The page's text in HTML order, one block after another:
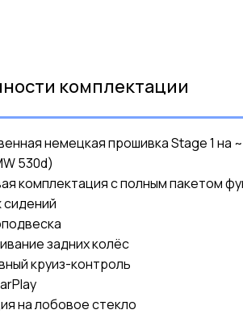
комплектации
немецкая прошивка Stage 1 на
530d)
комплектация с полным пакетом
задних колёс
круиз-контроль
на лобовое стекло